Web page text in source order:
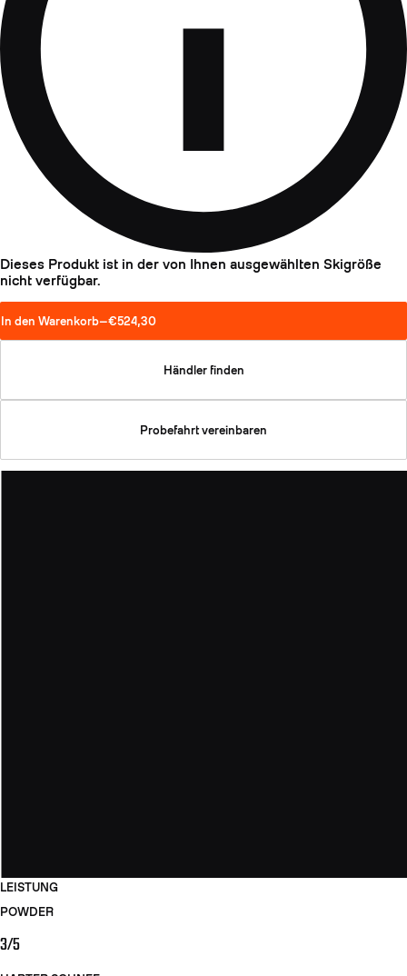
Dieses Produkt ist in der von Ihnen ausgewählten Skigröße
nicht verfügbar.
In den Warenkorb—€524,30
Händler finden
Probefahrt vereinbaren
LEISTUNG
POWDER
3/5